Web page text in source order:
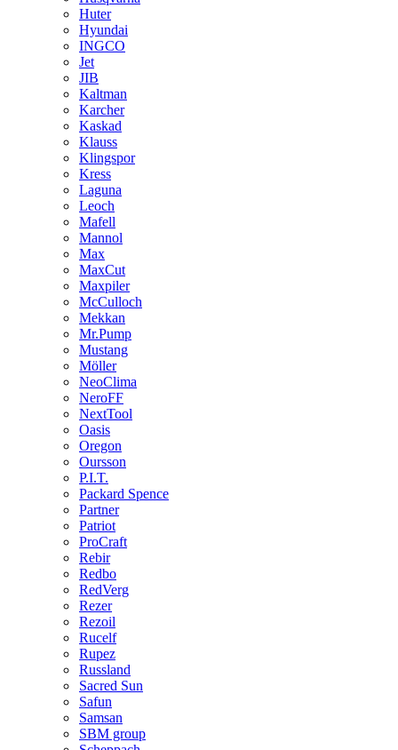
Huter
Hyundai
INGCO
Jet
JIB
Kaltman
Karcher
Kaskad
Klauss
Klingspor
Kress
Laguna
Leoch
Mafell
Mannol
Max
MaxCut
Maxpiler
McCulloch
Mekkan
Mr.Pump
Mustang
Möller
NeoClima
NeroFF
NextTool
Oasis
Oregon
Oursson
P.I.T.
Packard Spence
Partner
Patriot
ProCraft
Rebir
Redbo
RedVerg
Rezer
Rezoil
Rucelf
Rupez
Russland
Sacred Sun
Safun
Samsan
SBM group